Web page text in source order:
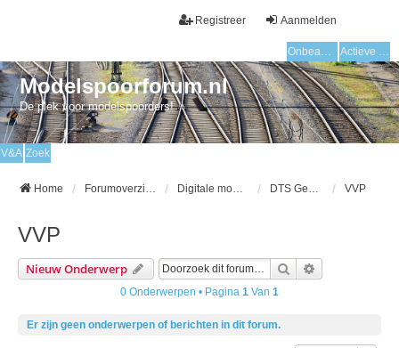
Aanmelden
Registreer
Onbeantwoorde onderwerpen Actieve onderwerpen
Modelspoorforum.nl
De plek voor modelspoorders!
V&A Zoek
Home Forumoverzicht Digitale modelspoor DTS Gebruikersgroep VVP
VVP
Nieuw Onderwerp Zoek
0 Onderwerpen • Pagina 1 Van 1
Er zijn geen onderwerpen of berichten in dit forum.